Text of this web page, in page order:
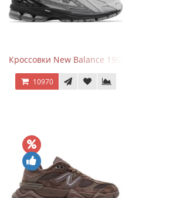
Кроссовки New Balance 1906R Brighton Grey
10970